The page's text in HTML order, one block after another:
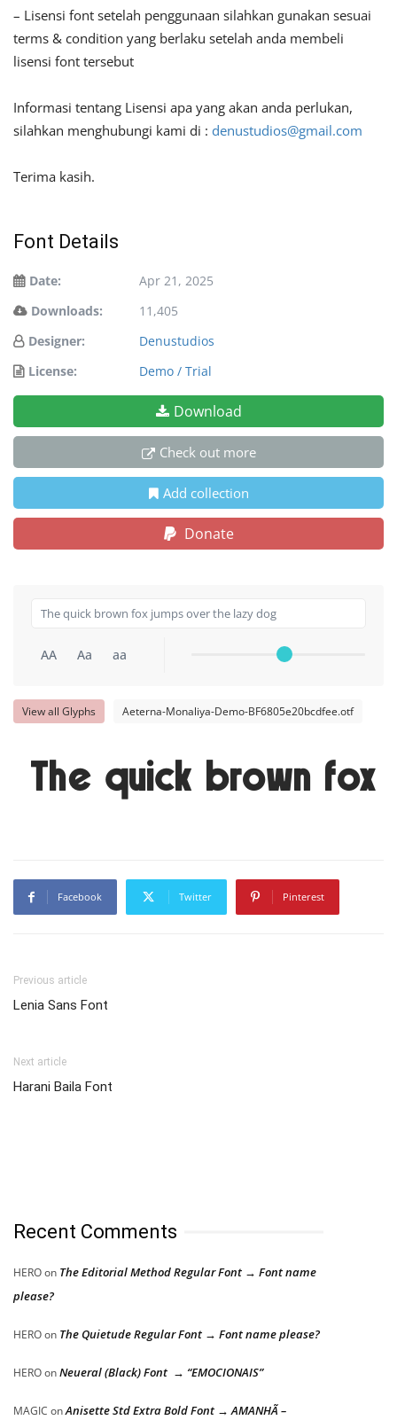
– Lisensi font setelah penggunaan silahkan gunakan sesuai
terms & condition yang berlaku setelah anda membeli
lisensi font tersebut
Informasi tentang Lisensi apa yang akan anda perlukan,
silahkan menghubungi kami di : denustudios@gmail.com
Terima kasih.
Font Details
Date:
Apr 21, 2025
Downloads:
11,405
Designer:
Denustudios
License:
Demo / Trial
Download
Check out more
Add collection
Donate
AA Aa aa
View all Glyphs Aeterna-Monaliya-Demo-BF6805e20bcdfee.otf
The quick brown
Facebook Twitter Pinterest
Previous article
Lenia Sans Font
Next article
Harani Baila Font
Recent Comments
HEROon The Editorial Method Regular Font → Font name
please?
HEROon The Quietude Regular Font → Font name please?
HEROonNeueral (Black) Font → “EMOCIONAIS”
MAGIC onAnisette Std Extra Bold Font → AMANHÃ –